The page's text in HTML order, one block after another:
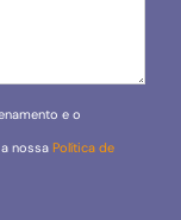
e o
nossa Política de